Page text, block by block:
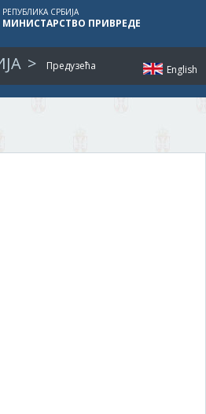
English
РЕПУБЛИКА СРБИЈА
МИНИСТАРСТВО ПРИВРЕДЕ
Предузећа